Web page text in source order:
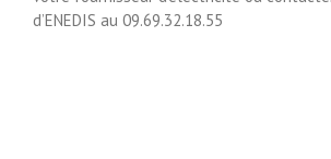
d’ENEDIS au 09.69.32.18.55